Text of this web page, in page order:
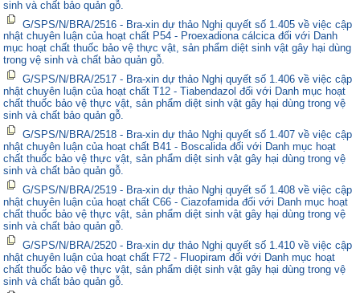
sinh và chất bảo quản gỗ.
G/SPS/N/BRA/2516 - Bra-xin dự thảo Nghị quyết số 1.405 về việc cập
nhật chuyên luận của hoạt chất P54 - Proexadiona cálcica đối với Danh
mục hoạt chất thuốc bảo vệ thực vật, sản phẩm diệt sinh vật gây hại dùng
trong vệ sinh và chất bảo quản gỗ.
G/SPS/N/BRA/2517 - Bra-xin dự thảo Nghị quyết số 1.406 về việc cập
nhật chuyên luận của hoạt chất T12 - Tiabendazol đối với Danh mục hoạt
chất thuốc bảo vệ thực vật, sản phẩm diệt sinh vật gây hại dùng trong vệ
sinh và chất bảo quản gỗ.
G/SPS/N/BRA/2518 - Bra-xin dự thảo Nghị quyết số 1.407 về việc cập
nhật chuyên luận của hoạt chất B41 - Boscalida đối với Danh mục hoạt
chất thuốc bảo vệ thực vật, sản phẩm diệt sinh vật gây hại dùng trong vệ
sinh và chất bảo quản gỗ.
G/SPS/N/BRA/2519 - Bra-xin dự thảo Nghị quyết số 1.408 về việc cập
nhật chuyên luận của hoạt chất C66 - Ciazofamida đối với Danh mục hoạt
chất thuốc bảo vệ thực vật, sản phẩm diệt sinh vật gây hại dùng trong vệ
sinh và chất bảo quản gỗ.
G/SPS/N/BRA/2520 - Bra-xin dự thảo Nghị quyết số 1.410 về việc cập
nhật chuyên luận của hoạt chất F72 - Fluopiram đối với Danh mục hoạt
chất thuốc bảo vệ thực vật, sản phẩm diệt sinh vật gây hại dùng trong vệ
sinh và chất bảo quản gỗ.